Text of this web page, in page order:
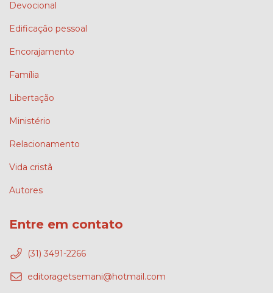
Devocional
Edificação pessoal
Encorajamento
Família
Libertação
Ministério
Relacionamento
Vida cristã
Autores
Entre em contato
(31) 3491-2266
editoragetsemani@hotmail.com